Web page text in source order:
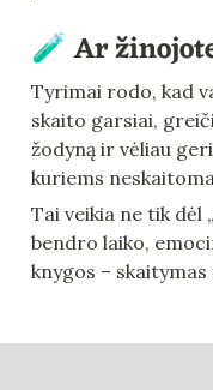
🧪 Ar
Tyrimai rodo, kad
skaito garsiai,
žodyną ir vėliau
kuriems
Tai veikia ne tik dėl
bendro laiko,
knygos –